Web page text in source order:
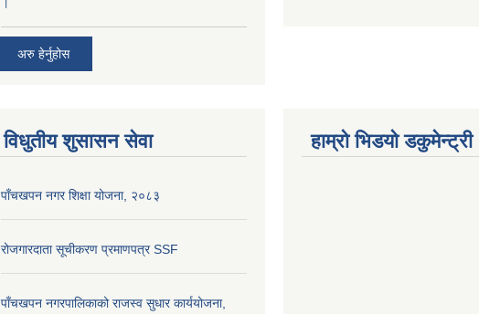
अरु हेर्नुहोस
विधुतीय शुसासन सेवा
पाँचखपन नगर शिक्षा योजना, २०८३
रोजगारदाता सूचीकरण प्रमाणपत्र SSF
पाँचखपन नगरपालिकाको राजस्व सुधार कार्ययोजना,
हाम्रो भिडयो डकुमेन्ट्री